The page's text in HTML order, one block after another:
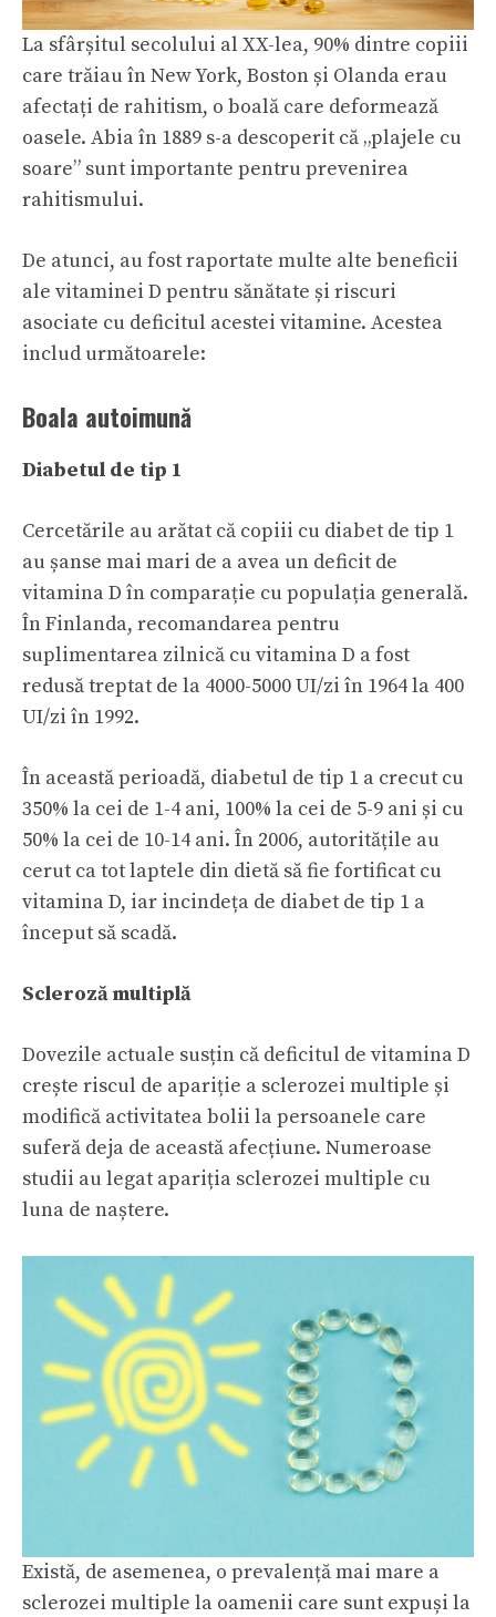
La sfârșitul secolului al XX-lea, 90% dintre copiii
care trăiau în New York, Boston și Olanda erau
afectați de rahitism, o boală care deformează
oasele. Abia în 1889 s-a descoperit că „plajele cu
soare” sunt importante pentru prevenirea
rahitismului.
De atunci, au fost raportate multe alte beneficii
ale vitaminei D pentru sănătate și riscuri
asociate cu deficitul acestei vitamine. Acestea
includ următoarele:
Boala autoimună
Diabetul de tip 1
Cercetările au arătat că copiii cu diabet de tip 1
au șanse mai mari de a avea un deficit de
vitamina D în comparație cu populația generală.
În Finlanda, recomandarea pentru
suplimentarea zilnică cu vitamina D a fost
redusă treptat de la 4000-5000 UI/zi în 1964 la 400
UI/zi în 1992.
În această perioadă, diabetul de tip 1 a crecut cu
350% la cei de 1-4 ani, 100% la cei de 5-9 ani și cu
50% la cei de 10-14 ani. În 2006, autoritățile au
cerut ca tot laptele din dietă să fie fortificat cu
vitamina D, iar incindeța de diabet de tip 1 a
început să scadă.
Scleroză multiplă
Dovezile actuale susțin că deficitul de vitamina D
crește riscul de apariție a sclerozei multiple și
modifică activitatea bolii la persoanele care
suferă deja de această afecțiune. Numeroase
studii au legat apariția sclerozei multiple cu
luna de naștere.
Există, de asemenea, o prevalență mai mare a
sclerozei multiple la oamenii care sunt expuși la